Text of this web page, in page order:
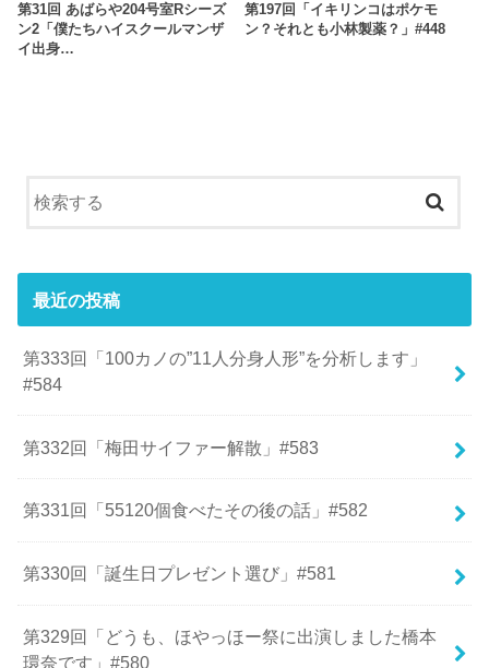
第31回 あばらや204号室Rシーズ
ン2「僕たちハイスクールマンザ
イ出身…
第197回「イキリンコはポケモ
ン？それとも小林製薬？」#448
最近の投稿
第333回「100カノの”11人分身人形”を分析します」
#584
第332回「梅田サイファー解散」#583
第331回「55120個食べたその後の話」#582
第330回「誕生日プレゼント選び」#581
第329回「どうも、ほやっほー祭に出演しました橋本
環奈です」#580